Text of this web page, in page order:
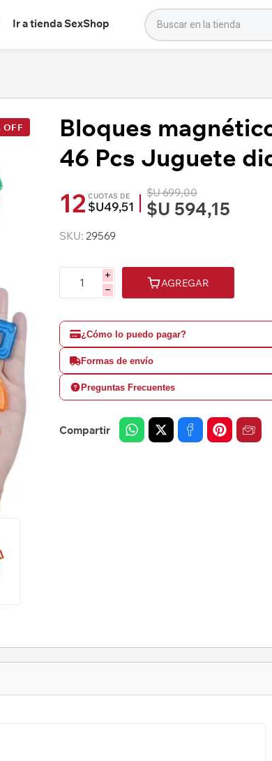
Ir a tienda SexShop
OFF
Bloques
46 Pcs Juguete
12 CUOTAS DE
$U49,51
$U 699,00
$U 594,15
SKU: 29569
i
h
AGREGAR
¿Cómo lo puedo pagar?
Formas de envío
Preguntas Frecuentes
Compartir